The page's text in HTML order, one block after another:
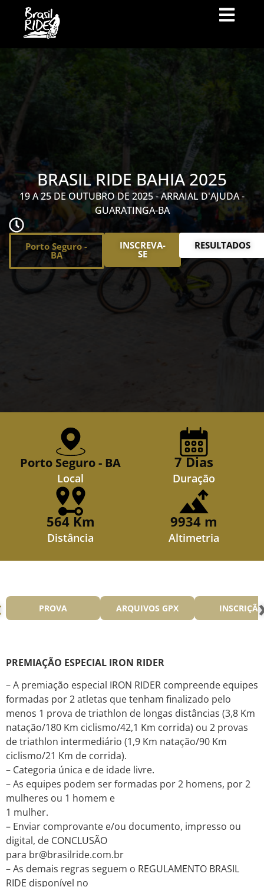
BRASIL RIDE BAHIA 2025
19 A 25 DE OUTUBRO DE 2025 - ARRAIAL D'AJUDA -
GUARATINGA-BA
Porto Seguro -
BA
INSCREVA-
SE
RESULTADOS
Porto Seguro - BA
Local
7 Dias
Duração
564 Km
Distância
9934 m
Altimetria
PROVA ARQUIVOS GPX INSCRIÇÃO
PREMIAÇÃO ESPECIAL IRON RIDER
– A premiação especial IRON RIDER compreende equipes
formadas por 2 atletas que tenham finalizado pelo
menos 1 prova de triathlon de longas distâncias (3,8 Km
natação/180 Km ciclismo/42,1 Km corrida) ou 2 provas
de triathlon intermediário (1,9 Km natação/90 Km
ciclismo/21 Km de corrida).
– Categoria única e de idade livre.
– As equipes podem ser formadas por 2 homens, por 2
mulheres ou 1 homem e
1 mulher.
– Enviar comprovante e/ou documento, impresso ou
digital, de CONCLUSÃO
para br@brasilride.com.br
– As demais regras seguem o REGULAMENTO BRASIL
RIDE disponível no